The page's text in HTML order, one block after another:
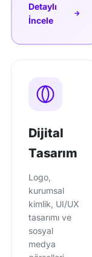
Detaylı
İncele
Dijital
Tasarım
Logo,
kurumsal
kimlik, UI/UX
tasarımı ve
sosyal
medya